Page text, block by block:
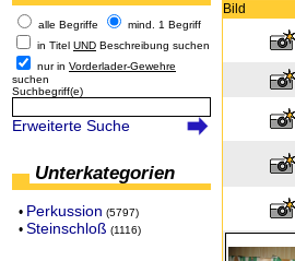
alle Begriffe
mind. 1 Begriff
in Titel UND Beschreibung suchen
nur in Vorderlader-Gewehre
suchen
Suchbegriff(e)
Erweiterte Suche
Unterkategorien
• Perkussion (5797)
• Steinschloß (1116)
Bild